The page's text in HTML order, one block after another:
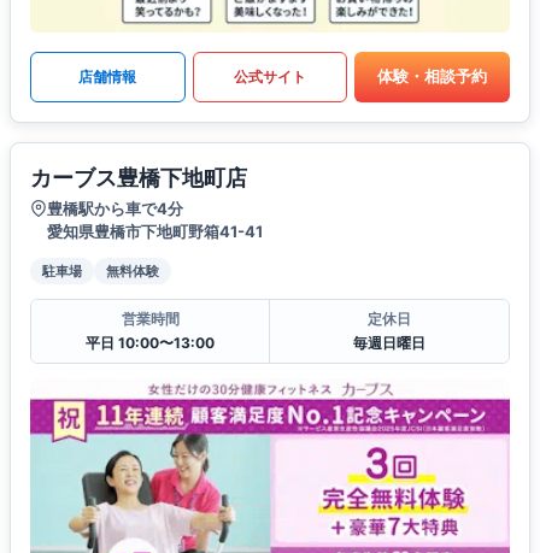
店舗情報 公式サイト 体験・相談予約
カーブス豊橋下地町店
豊橋駅から車で4分
愛知県豊橋市下地町野箱41-41
駐車場 無料体験
営業時間
平日 10:00〜13:00
定休日
毎週日曜日